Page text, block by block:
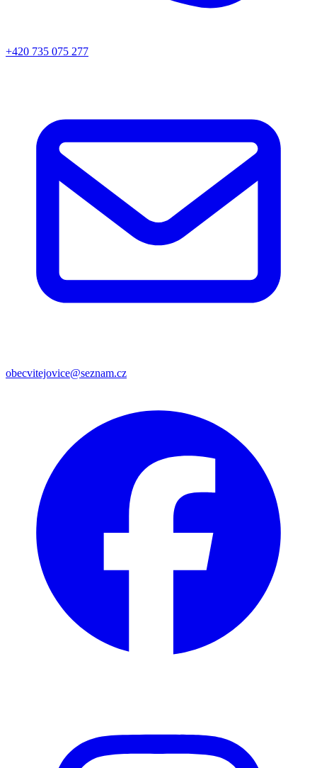
+420 735 075 277
obecvitejovice@seznam.cz